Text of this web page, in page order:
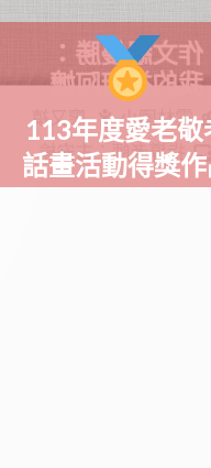
113年度愛老敬
話畫活動得獎
作文組優勝：
我的神廚阿嬤
雲林國小
廖又禛
指導老師：古安榆